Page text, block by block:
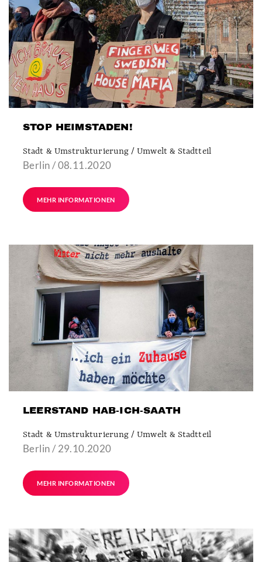
STOP HEIMSTADEN!
Stadt & Umstrukturierung / Umwelt & Stadtteil
Berlin / 08.11.2020
MEHR INFORMATIONEN
LEERSTAND HAB-ICH-SAATH
Stadt & Umstrukturierung / Umwelt & Stadtteil
Berlin / 29.10.2020
MEHR INFORMATIONEN